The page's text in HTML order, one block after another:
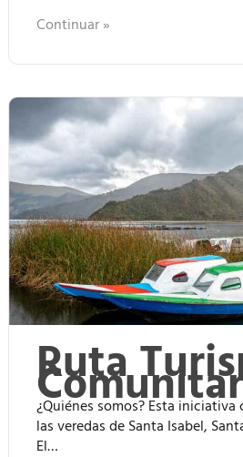
Continuar »
Ruta
¿Quiénes somos? Esta iniciativa
las veredas de Santa Isabel,
El…